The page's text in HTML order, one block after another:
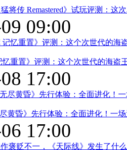
猛将传 Remastered》试玩评测：这
09:00
忆重置》评测：这个次世代的海盗
17:00
尽黄昏》先行体验：全面进化！一
17:00